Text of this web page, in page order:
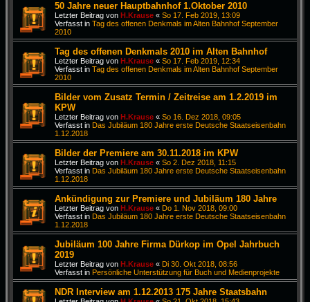
50 Jahre neuer Hauptbahnhof 1.Oktober 2010
Letzter Beitrag von H.Krause « So 17. Feb 2019, 13:09
Verfasst in Tag des offenen Denkmals im Alten Bahnhof September
2010
Tag des offenen Denkmals 2010 im Alten Bahnhof
Letzter Beitrag von H.Krause « So 17. Feb 2019, 12:34
Verfasst in Tag des offenen Denkmals im Alten Bahnhof September
2010
Bilder vom Zusatz Termin / Zeitreise am 1.2.2019 im
KPW
Letzter Beitrag von H.Krause « So 16. Dez 2018, 09:05
Verfasst in Das Jubiläum 180 Jahre erste Deutsche Staatseisenbahn
1.12.2018
Bilder der Premiere am 30.11.2018 im KPW
Letzter Beitrag von H.Krause « So 2. Dez 2018, 11:15
Verfasst in Das Jubiläum 180 Jahre erste Deutsche Staatseisenbahn
1.12.2018
Ankündigung zur Premiere und Jubiläum 180 Jahre
Letzter Beitrag von H.Krause « Do 1. Nov 2018, 09:00
Verfasst in Das Jubiläum 180 Jahre erste Deutsche Staatseisenbahn
1.12.2018
Jubiläum 100 Jahre Firma Dürkop im Opel Jahrbuch
2019
Letzter Beitrag von H.Krause « Di 30. Okt 2018, 08:56
Verfasst in Persönliche Unterstützung für Buch und Medienprojekte
NDR Interview am 1.12.2013 175 Jahre Staatsbahn